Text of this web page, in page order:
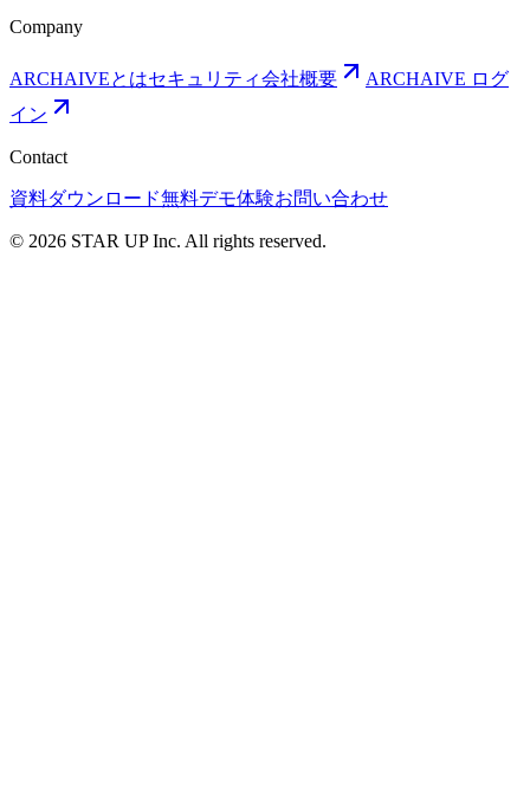
Company
ARCHAIVEとはセキュリティ会社概要
ARCHAIVE ログ
イン
Contact
資料ダウンロード無料デモ体験お問い合わせ
© 2026 STAR UP Inc. All rights reserved.